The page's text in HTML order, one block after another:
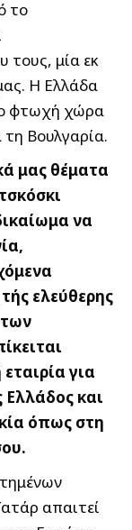
το
τους, μία εκ
Η Ελλάδα
φτωχή χώρα
Βουλγαρία.
μας θέματα
να
ελεύθερης
για
Ελλάδος και
όπως στη
απαιτεί